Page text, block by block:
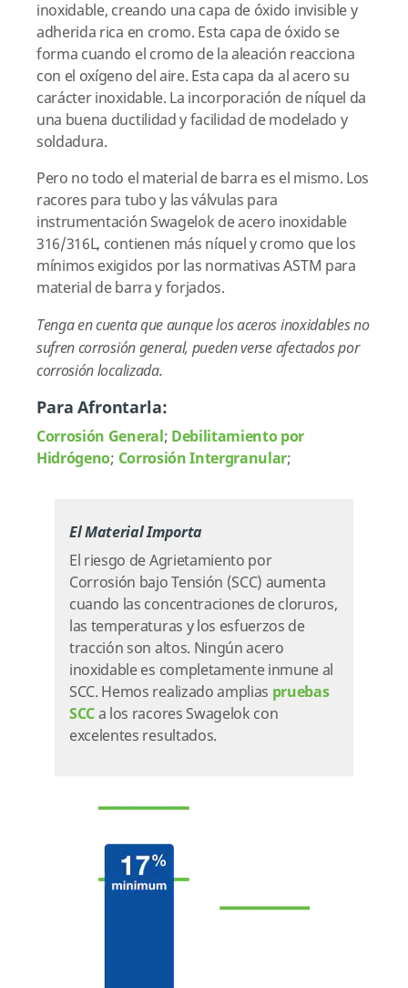
inoxidable, creando una capa de óxido invisible y
adherida rica en cromo. Esta capa de óxido se
forma cuando el cromo de la aleación reacciona
con el oxígeno del aire. Esta capa da al acero su
carácter inoxidable. La incorporación de níquel da
una buena ductilidad y facilidad de modelado y
soldadura.
Pero no todo el material de barra es el mismo. Los
racores para tubo y las válvulas para
instrumentación Swagelok de acero inoxidable
316/316L, contienen más níquel y cromo que los
mínimos exigidos por las normativas ASTM para
material de barra y forjados.
Tenga en cuenta que aunque los aceros inoxidables no
sufren corrosión general, pueden verse afectados por
corrosión localizada.
Para Afrontarla:
Corrosión General; Debilitamiento por
Hidrógeno; Corrosión Intergranular;
El Material Importa
El riesgo de Agrietamiento por
Corrosión bajo Tensión (SCC) aumenta
cuando las concentraciones de cloruros,
las temperaturas y los esfuerzos de
tracción son altos. Ningún acero
inoxidable es completamente inmune al
SCC. Hemos realizado amplias pruebas
SCCa los racores Swagelok con
excelentes resultados.